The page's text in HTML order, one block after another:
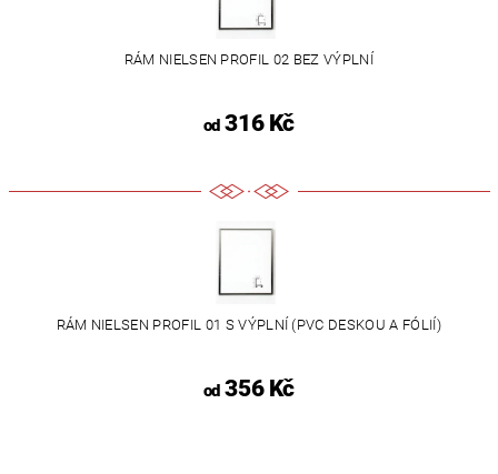
RÁM NIELSEN PROFIL 02 BEZ VÝPLNÍ
od316 Kč
RÁM NIELSEN PROFIL 01 S VÝPLNÍ (PVC DESKOU A FÓLIÍ)
od356 Kč